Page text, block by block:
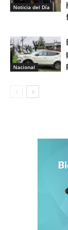
Noticia del Día
Nacional